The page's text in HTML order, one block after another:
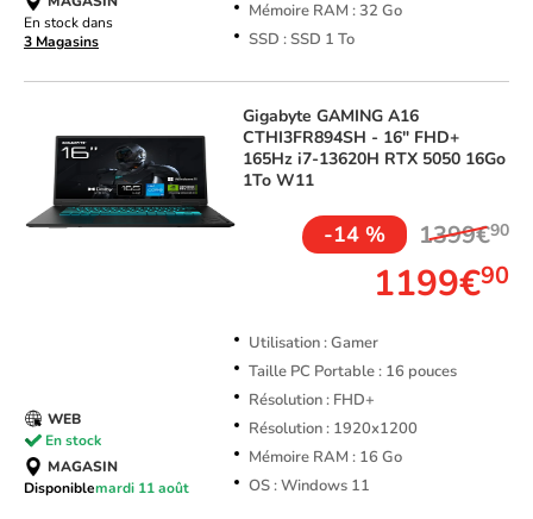
Mémoire RAM : 32 Go
SSD : SSD 1 To
En stock dans
3 Magasins
Gigabyte GAMING A16
CTHI3FR894SH - 16" FHD+
165Hz i7-13620H RTX 5050 16Go
1To W11
-14 % 1399€90
1199€90
Utilisation : Gamer
Taille PC Portable : 16 pouces
Résolution : FHD+
Résolution : 1920x1200
Mémoire RAM : 16 Go
OS : Windows 11
WEB
En stock
MAGASIN
Disponiblemardi 11 août